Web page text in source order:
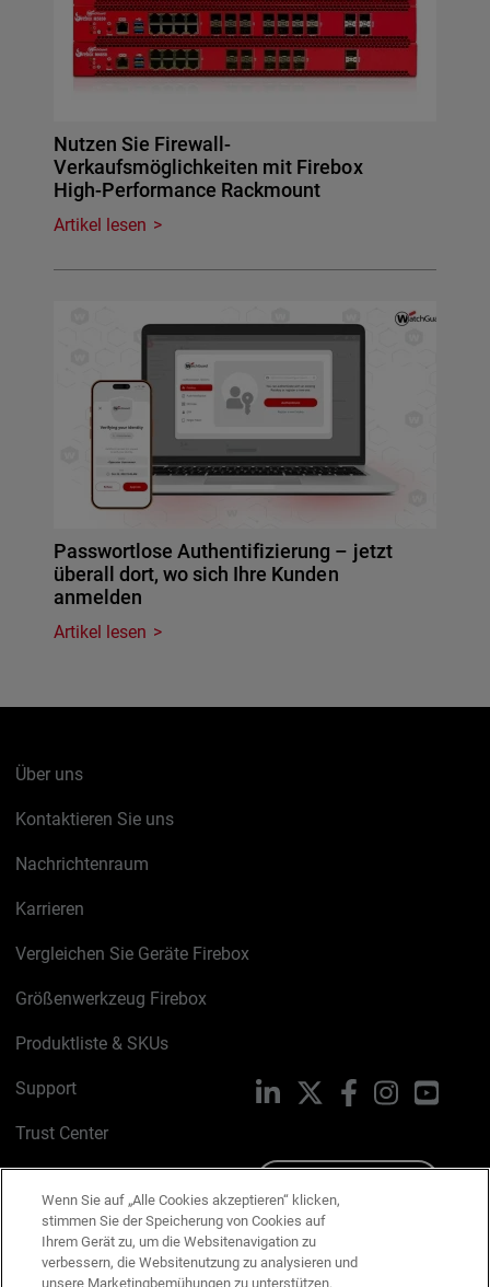
Nutzen Sie Firewall-
Verkaufsmöglichkeiten mit Firebox
High-Performance Rackmount
Artikel lesen
Passwortlose Authentifizierung – jetzt
überall dort, wo sich Ihre Kunden
anmelden
Artikel lesen
Über uns
Kontaktieren Sie uns
Nachrichtenraum
Karrieren
Vergleichen Sie Geräte Firebox
Größenwerkzeug Firebox
Produktliste & SKUs
Support
Trust Center
Cookie-Richtlinie
Datenschutzrichtlinie
LinkedIn FacebookInstagram
Wenn Sie auf „Alle Cookies akzeptieren“ klicken,
stimmen Sie der Speicherung von Cookies auf
Ihrem Gerät zu, um die Websitenavigation zu
verbessern, die Websitenutzung zu analysieren und
unsere Marketingbemühungen zu unterstützen.